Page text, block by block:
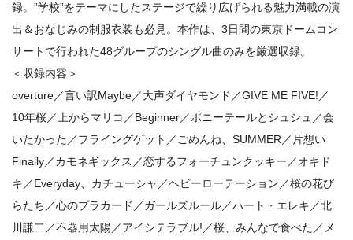
録。”学校”をテーマにしたステージで繰り広げられる魅力満載の演
出＆おなじみの制服衣装も必見。本作は、3日間の東京ドームコン
サートで行われた48グループのシングル曲のみを厳選収録。
＜収録内容＞
overture／言い訳Maybe／大声ダイヤモンド／GIVE ME FIVE!／
10年桜／上からマリコ／Beginner／ポニーテールとシュシュ／会
いたかった／フライングゲット／ごめんね、SUMMER／片想い
Finally／カモネギックス／恋するフォーチュンクッキー／オキド
キ／Everyday、カチューシャ／ヘビーローテーション／桜の花び
らたち／心のプラカード／ガールズルール／ハート・エレキ／北
川謙二／不器用太陽／アイシテラブル!／桜、みんなで食べた／メ